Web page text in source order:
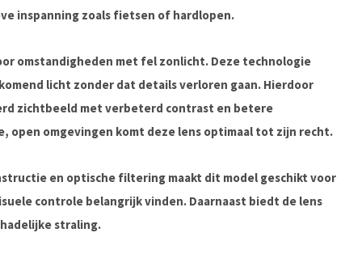
inspanning zoals fietsen of hardlopen.
omstandigheden met fel zonlicht. Deze technologie
licht zonder dat details verloren gaan. Hierdoor
zichtbeeld met verbeterd contrast en betere
open omgevingen komt deze lens optimaal tot zijn recht.
en optische filtering maakt dit model geschikt voor
controle belangrijk vinden. Daarnaast biedt de lens
straling.